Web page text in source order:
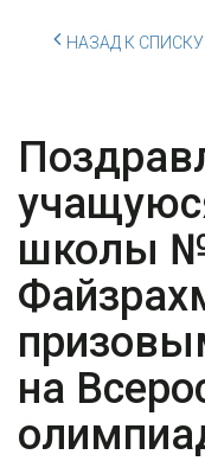
НАЗАД К СПИСКУ
школы
на